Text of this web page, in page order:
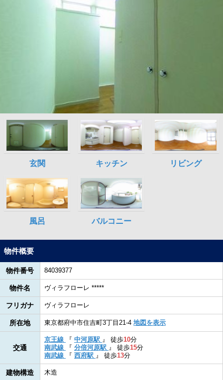
物件概要
物件番号 84039377
物件名 ヴィラフローレ *****
フリガナ ヴィラフローレ
所在地 東京都府中市住吉町3丁目21-4 地図を表示
交通
京王線 『 中河原駅 』 徒歩10分
南武線
『 分倍河原駅 』 徒歩15分
南武線
『 西府駅 』 徒歩13分
建物構造 木造